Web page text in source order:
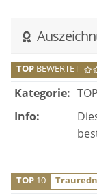
TOP BEWERTET
Kategorie:
Info:
TOP 10